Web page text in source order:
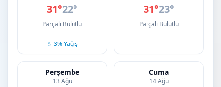
31°22°
Parçalı Bulutlu
💧 3% Yağış
31°23°
Parçalı Bulutlu
Perşembe
13 Ağu
Cuma
14 Ağu